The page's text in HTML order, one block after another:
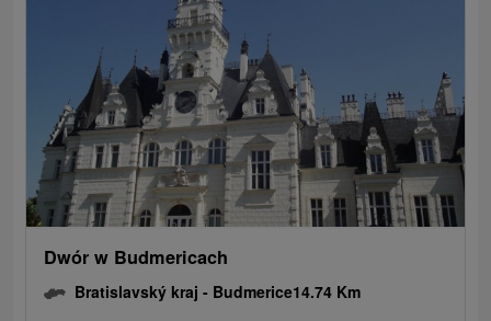
Dwór w Budmericach
Bratislavský kraj - Budmerice14.74 Km